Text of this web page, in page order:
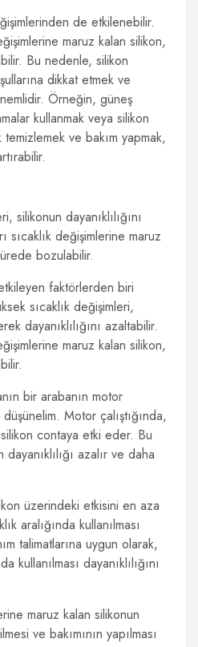
de etkilenebilir.
maruz kalan silikon,
Bu nedenle, silikon
dikkat etmek ve
Örneğin, güneş
kullanmak veya silikon
ve bakım yapmak,
silikonun dayanıklılığını
sıcaklık değişimlerine maruz
bozulabilir.
faktörlerden biri
sıcaklık değişimleri,
dayanıklılığını azaltabilir.
maruz kalan silikon,
bir arabanın motor
Motor çalıştığında,
contaya etki eder. Bu
azalır ve daha
üzerindeki etkisini en aza
aralığında kullanılması
talimatlarına uygun olarak,
kullanılması dayanıklılığını
maruz kalan silikonun
ve bakımının yapılması